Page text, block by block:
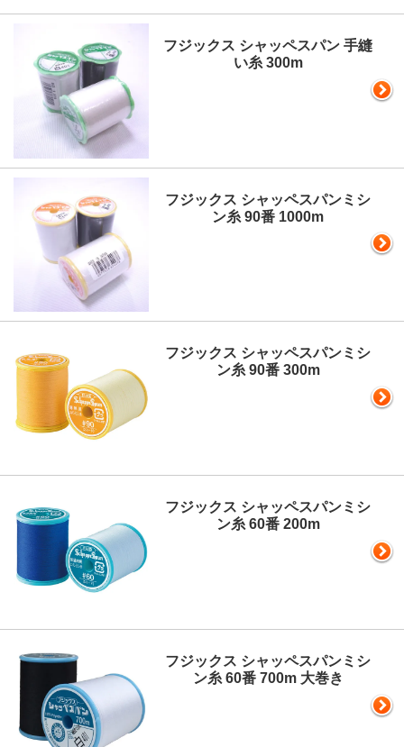
フジックス シャッペスパン 手縫
い糸 300m
フジックス シャッペスパンミシ
ン糸 90番 1000m
フジックス シャッペスパンミシ
ン糸 90番 300m
フジックス シャッペスパンミシ
ン糸 60番 200m
フジックス シャッペスパンミシ
ン糸 60番 700m 大巻き